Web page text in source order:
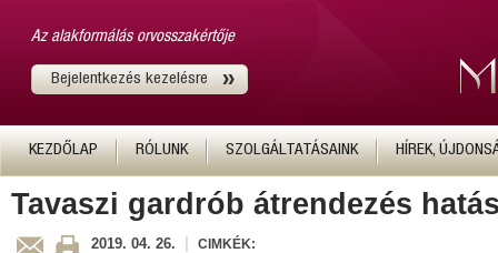
Az alakformálás orvosszakértője
Bejelentkezés kezelésre
KEZDŐLAP RÓLUNK SZOLGÁLTATÁSAINK HÍREK,
Tavaszi gardrób átrendezés
2019. 04. 26. | CIMKÉK: